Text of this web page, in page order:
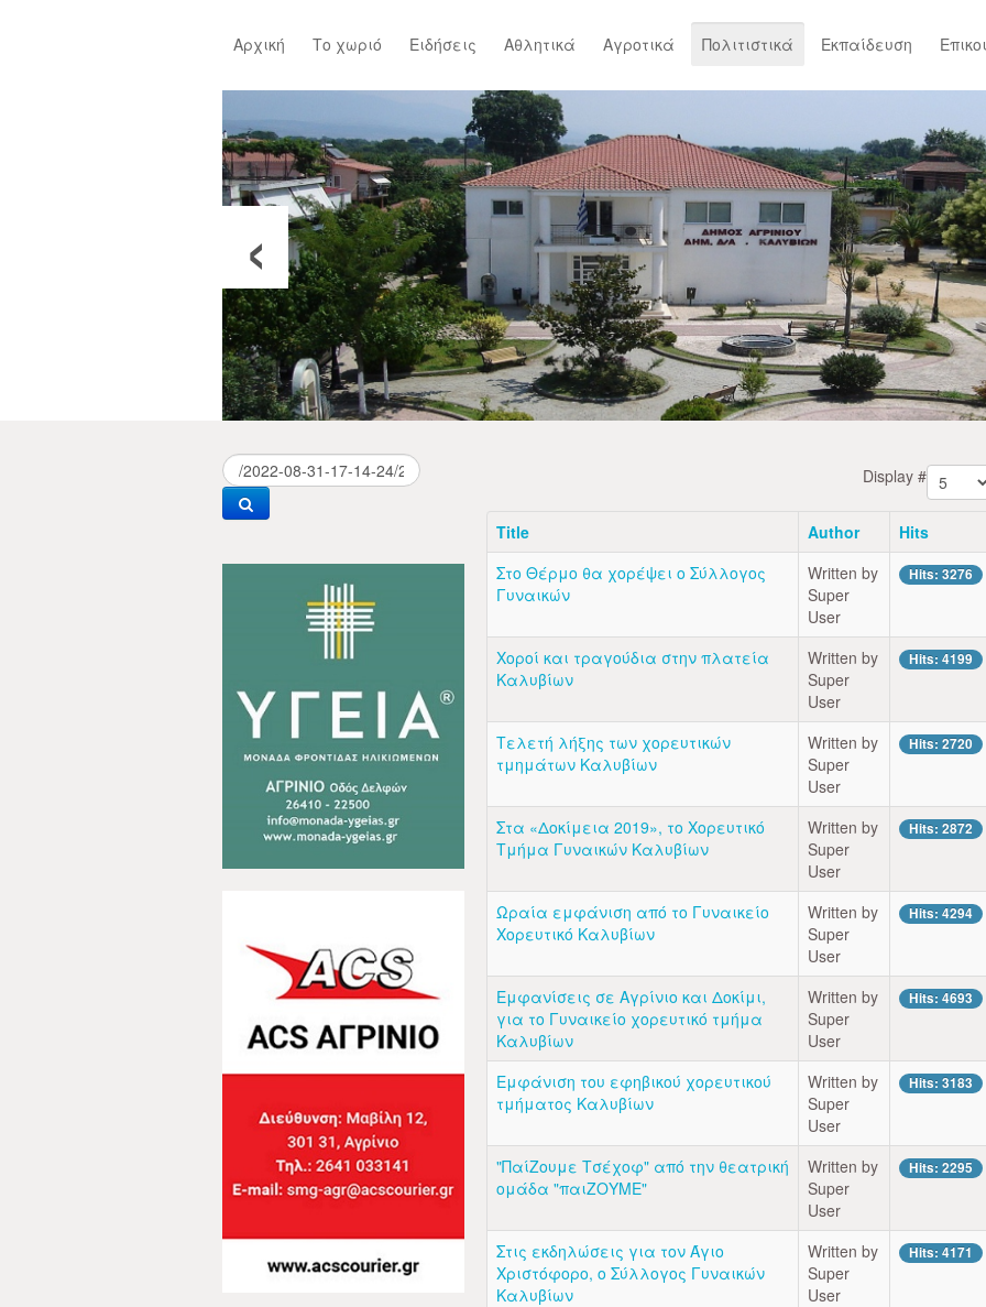
Αρχική Το χωριό Ειδήσεις Αθλητικά Αγροτικά Πολιτιστικά Εκπαίδευση
‹
Display #
Title Author
Hits
Στο Θέρμο θα χορέψει ο Σύλλογος
Γυναικών
Written by
Super
User
Hits: 3276
Χοροί και τραγούδια στην πλατεία
Καλυβίων
Written by
Super
User
Hits: 4199
Tελετή λήξης των χορευτικών
τμημάτων Καλυβίων
Written by
Super
User
Hits: 2720
Στα «Δοκίμεια 2019», το Χορευτικό
Τμήμα Γυναικών Καλυβίων
Written by
Super
User
Hits: 2872
Ωραία εμφάνιση από το Γυναικείο
Χορευτικό Καλυβίων
Written by
Super
User
Hits: 4294
Εμφανίσεις σε Αγρίνιο και Δοκίμι,
για το Γυναικείο χορευτικό τμήμα
Καλυβίων
Written by
Super
User
Hits: 4693
Εμφάνιση του εφηβικού χορευτικού
τμήματος Καλυβίων
Written by
Super
User
Hits: 3183
"ΠαίΖουμε Τσέχοφ" από την θεατρική
ομάδα "παιΖΟΥΜΕ"
Written by
Super
User
Hits: 2295
Στις εκδηλώσεις για τον Άγιο
Χριστόφορο, ο Σύλλογος Γυναικών
Καλυβίων
Written by
Super
User
Hits: 4171